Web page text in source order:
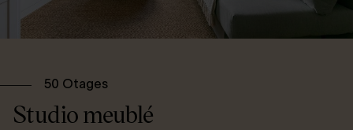
50 Otages
Studio meublé